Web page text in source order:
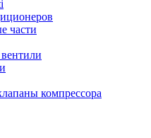
части
компрессора